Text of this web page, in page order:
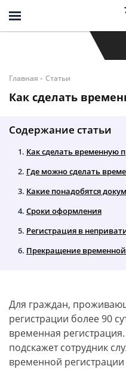
Главная - Статьи
Как сделать
Содержание статьи
Как сделать временную
Где можно сделать
Какие понадобятся
Сроки оформления
Регистрация в
Прекращение
Для граждан,
регистрации более 90
временная
подскажет сотрудник
временной